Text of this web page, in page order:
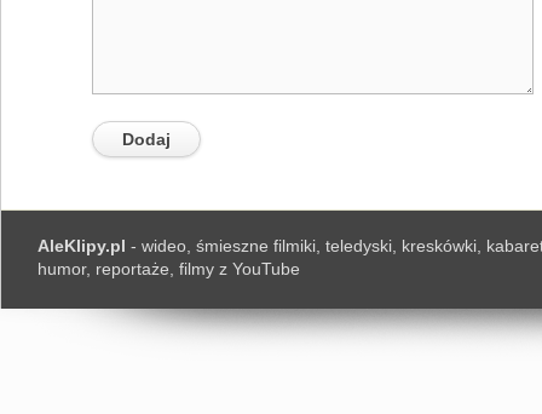
AleKlipy.pl - wideo, śmieszne filmiki, teledyski, kreskówki,
humor, reportaże, filmy z YouTube